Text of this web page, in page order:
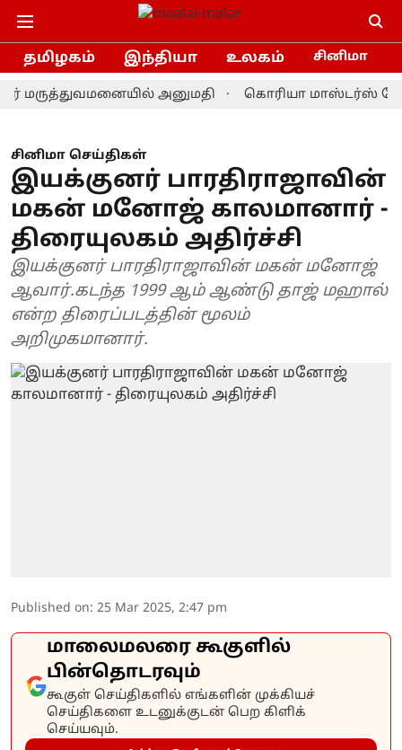
தமிழகம் இந்தியா உலகம் சினிமா
அனுமதி கொரியா மாஸ்டர்ஸ்
சினிமா செய்திகள்
இயக்குனர் பாரதிராஜாவின்
மகன் மனோஜ் காலமானார் -
திரையுலகம் அதிர்ச்சி
இயக்குனர் பாரதிராஜாவின் மகன் மனோஜ்
ஆவார்.கடந்த 1999 ஆம் ஆண்டு தாஜ் மஹால்
என்ற திரைப்படத்தின் மூலம்
அறிமுகமானார்.
Published on: 25 Mar 2025, 2:47 pm
மாலைமலரை கூகுளில்
பின்தொடரவும்
கூகுள் செய்திகளில் எங்களின் முக்கியச்
செய்திகளை உடனுக்குடன் பெற கிளிக்
செய்யவும்.